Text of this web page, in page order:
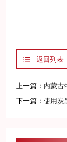
返回列表
上一篇： 内蒙古特种
下一篇：使用炭